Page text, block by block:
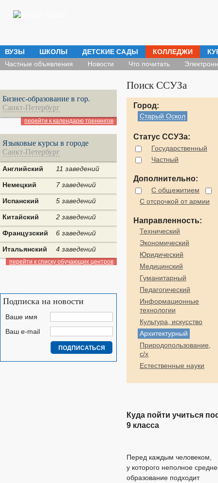
ВУЗЫ ШКОЛЫ ДЕТСКИЕ САДЫ КОЛЛЕДЖИ
Частные объявления
Новости Что почитать
Поиск ССУЗа
Город:
Старый Оскол
Статус ССУЗа:
Государственный
Частный
Дополнительно:
С общежитием
С отсрочкой от армии
Направленность:
Технический
Экономический
Юридический
Медицинский
Гуманитарный
Педагогический
Информационные
технологии
Культура, искусство
Архитектурный
Природопользование,
с/х
Естественные науки
Куда пойти учиться
9 класса
Перед каждым человеком,
у которого неполное
образование подходит
Бизнес-образование в гор.
Санкт-Петербург
перейти к календарю тренингов
Языковые курсы в городе
Санкт-Петербург
Английский 11 заведений
Немецкий 7 заведений
Испанский 5 заведений
Китайский 2 заведений
Французский 6 заведений
Итальянский 4 заведений
перейти к списку обучающих центров
Подписка на новости
Ваше имя
Ваш e-mail